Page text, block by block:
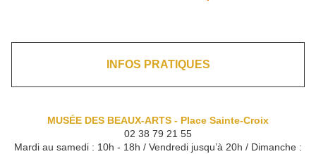
INFOS PRATIQUES
MUSÉE DES BEAUX-ARTS - Place Sainte-Croix
02 38 79 21 55
Mardi au samedi : 10h - 18h / Vendredi jusqu’à 20h / Dimanche :